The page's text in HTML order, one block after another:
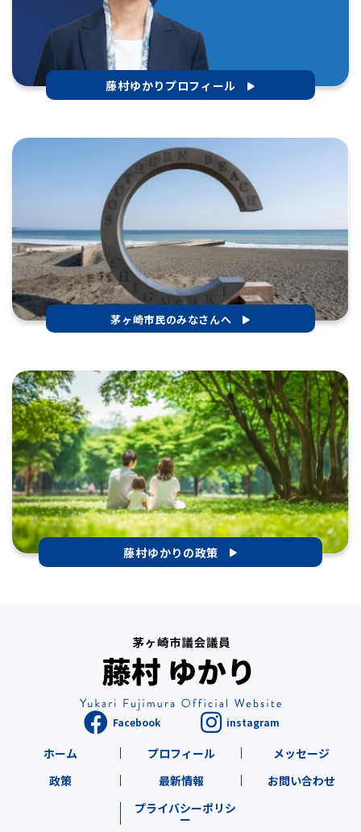
藤村ゆかりプロフィール
茅ヶ崎市民のみなさんへ
藤村ゆかりの政策
ホーム プロフィール
メッセージ
政策
最新情報
お問い合わせ
プライバシーポリシ
ー